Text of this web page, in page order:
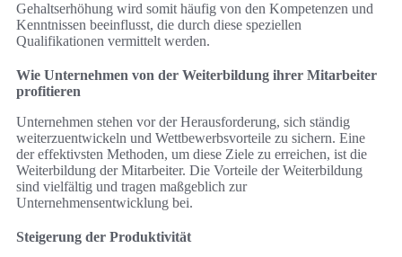
Gehaltserhöhung wird somit häufig von den Kompetenzen und
Kenntnissen beeinflusst, die durch diese speziellen
Qualifikationen vermittelt werden.
Wie Unternehmen von der Weiterbildung ihrer Mitarbeiter
profitieren
Unternehmen stehen vor der Herausforderung, sich ständig
weiterzuentwickeln und Wettbewerbsvorteile zu sichern. Eine
der effektivsten Methoden, um diese Ziele zu erreichen, ist die
Weiterbildung der Mitarbeiter. Die Vorteile der Weiterbildung
sind vielfältig und tragen maßgeblich zur
Unternehmensentwicklung bei.
Steigerung der Produktivität